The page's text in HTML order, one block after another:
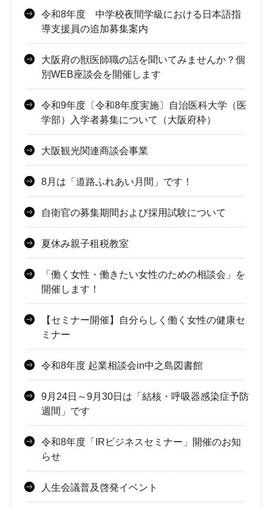
令和8年度 中学校夜間学級における日本語指
導支援員の追加募集案内
大阪府の獣医師職の話を聞いてみませんか？個
別WEB座談会を開催します
令和9年度〔令和8年度実施〕自治医科大学（医
学部）入学者募集について（大阪府枠）
大阪観光関連商談会事業
8月は「道路ふれあい月間」です！
自衛官の募集期間および採用試験について
夏休み親子租税教室
「働く女性・働きたい女性のための相談会」を
開催します！
【セミナー開催】自分らしく働く女性の健康セ
ミナー
令和8年度 起業相談会in中之島図書館
9月24日～9月30日は「結核・呼吸器感染症予防
週間」です
令和8年度「IRビジネスセミナー」開催のお知
らせ
人生会議普及啓発イベント